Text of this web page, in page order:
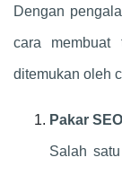
Dengan
cara membuat
ditemukan oleh
Pakar
Salah